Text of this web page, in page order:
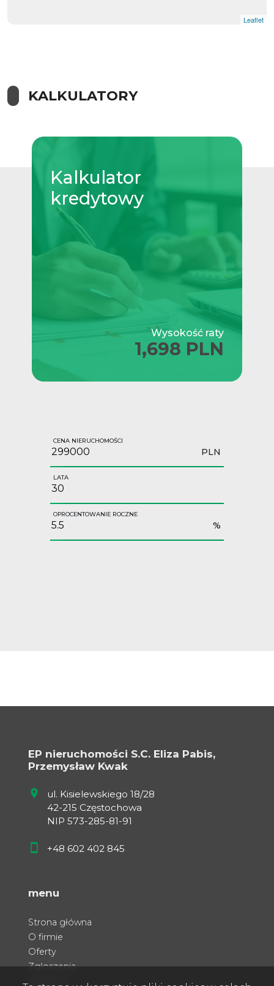
Leaflet
KALKULATORY
Kalkulator
kredytowy
Wysokość raty
1,698 PLN
CENA NIERUCHOMOŚCI
PLN
LATA
OPROCENTOWANIE ROCZNE
%
EP nieruchomości S.C. Eliza Pabis,
Przemysław Kwak
ul. Kisielewskiego 18/28
42-215 Częstochowa
NIP 573-285-81-91
+48 602 402 845
menu
Strona główna
O firmie
Oferty
Zgłoszenia